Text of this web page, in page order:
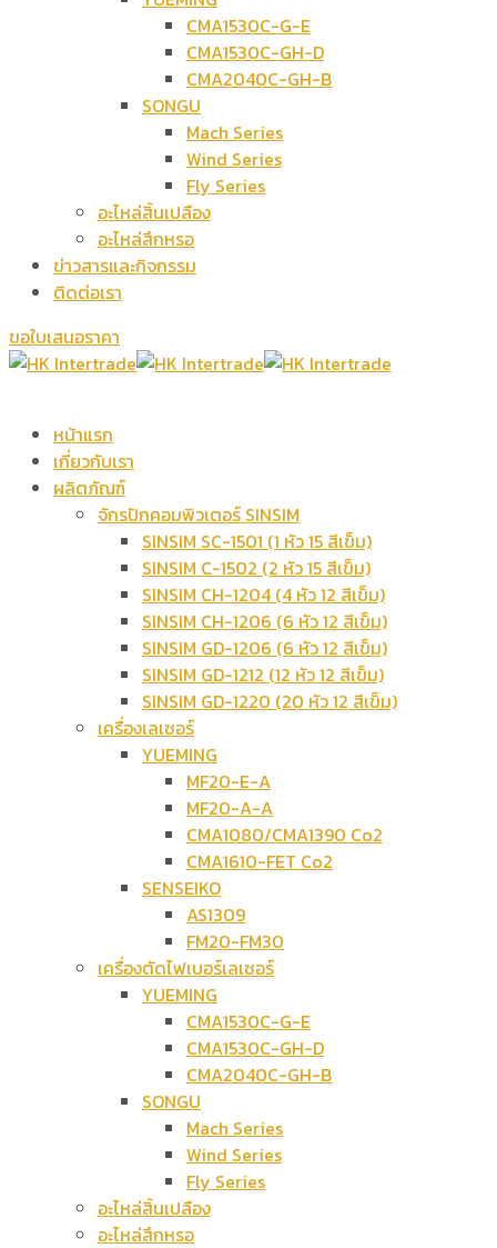
CMA1530C-G-E
CMA1530C-GH-D
CMA2040C-GH-B
SONGU
Mach Series
Wind Series
Fly Series
อะไหล่สิ้นเปลือง
อะไหล่สึกหรอ
ข่าวสารและกิจกรรม
ติดต่อเรา
ขอใบเสนอราคา
หน้าแรก
เกี่ยวกับเรา
ผลิตภัณฑ์
จักรปักคอมพิวเตอร์ SINSIM
SINSIM SC-1501 (1 หัว 15 สีเข็ม)
SINSIM C-1502 (2 หัว 15 สีเข็ม)
SINSIM CH-1204 (4 หัว 12 สีเข็ม)
SINSIM CH-1206 (6 หัว 12 สีเข็ม)
SINSIM GD-1206 (6 หัว 12 สีเข็ม)
SINSIM GD-1212 (12 หัว 12 สีเข็ม)
SINSIM GD-1220 (20 หัว 12 สีเข็ม)
เครื่องเลเซอร์
YUEMING
MF20-E-A
MF20-A-A
CMA1080/CMA1390 Co2
CMA1610-FET Co2
SENSEIKO
AS1309
FM20-FM30
เครื่องตัดไฟเบอร์เลเซอร์
YUEMING
CMA1530C-G-E
CMA1530C-GH-D
CMA2040C-GH-B
SONGU
Mach Series
Wind Series
Fly Series
อะไหล่สิ้นเปลือง
อะไหล่สึกหรอ